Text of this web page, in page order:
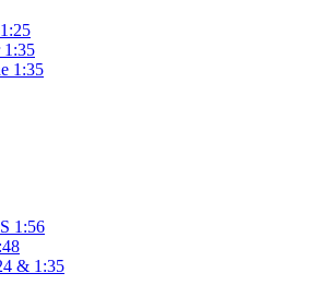
1:35
1:56
& 1:35